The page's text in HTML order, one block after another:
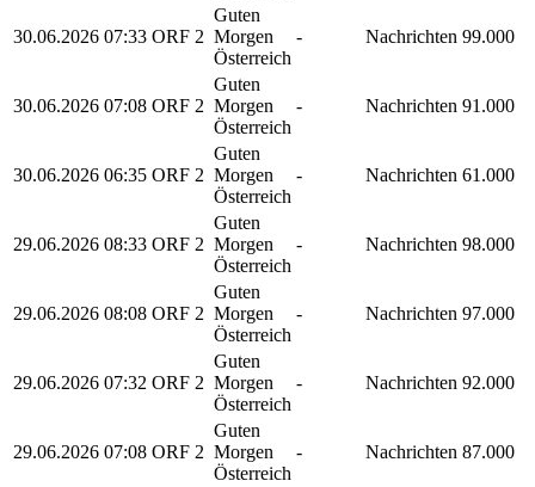
30.06.2026 07:33 ORF 2
Guten
Morgen
Österreich
- Nachrichten 99.000
30.06.2026 07:08 ORF 2
Guten
Morgen
Österreich
- Nachrichten 91.000
30.06.2026 06:35 ORF 2
Guten
Morgen
Österreich
- Nachrichten 61.000
29.06.2026 08:33 ORF 2
Guten
Morgen
Österreich
- Nachrichten 98.000
29.06.2026 08:08 ORF 2
Guten
Morgen
Österreich
- Nachrichten 97.000
29.06.2026 07:32 ORF 2
Guten
Morgen
Österreich
- Nachrichten 92.000
29.06.2026 07:08 ORF 2
Guten
Morgen
Österreich
- Nachrichten 87.000